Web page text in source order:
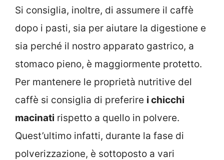
Si consiglia, inoltre, di assumere il caffè
dopo i pasti, sia per aiutare la digestione e
sia perché il nostro apparato gastrico, a
stomaco pieno, è maggiormente protetto.
Per mantenere le proprietà nutritive del
caffè si consiglia di preferire i chicchi
macinati rispetto a quello in polvere.
Quest’ultimo infatti, durante la fase di
polverizzazione, è sottoposto a vari